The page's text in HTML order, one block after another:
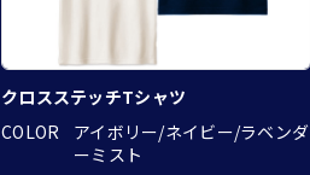
クロスステッチTシャツ
COLOR
アイボリー/ネイビー/ラベンダ
ーミスト